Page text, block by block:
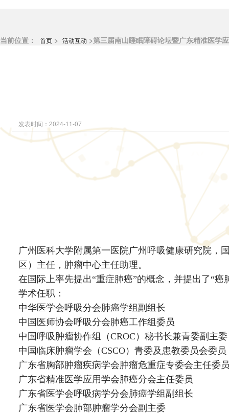
当前位置： 首页 > 活动互动 >第三届南山睡眠障碍论坛暨广东精准医学
发表时间：2024-11-07
广州医科大学附属第一医院广州呼吸健康研究院，
区）主任，肿瘤中心主任助理。
在国际上率先提出“重症肺癌”的概念，并提出了“
学术任职：
中华医学会呼吸分会肺癌学组副组长
中国医师协会呼吸分会肺癌工作组委员
中国呼吸肿瘤协作组（CROC）秘书长兼青委副主委
中国临床肿瘤学会（CSCO）青委及患教委员会委员
广东省胸部肿瘤疾病学会肿瘤危重症专委会主任委
广东省精准医学应用学会肺癌分会主任委员
广东省医学会呼吸病学分会肺癌学组副组长
广东省医学会肺部肿瘤学分会副主委